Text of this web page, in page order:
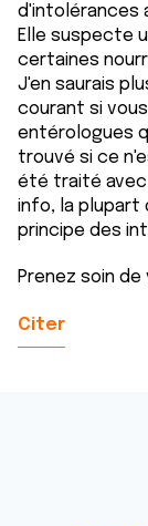
d'intolérances
Elle suspecte
certaines
J'en saurais
courant si
entérologues
trouvé si ce
été traité avec
info, la
principe des
Prenez soin de
Citer